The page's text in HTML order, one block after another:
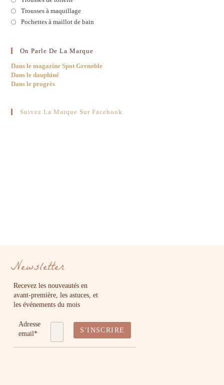
Trousses à maquillage
Pochettes à maillot de bain
On Parle De La Marque
Dans le magazine Spot Grenoble
Dans le dauphiné
Dans le progrès
Suivez La Marque Sur Facebook
Newsletter
Recevez les nouveautés en
avant-première, les astuces, et
les événements du mois
Adresse
email*